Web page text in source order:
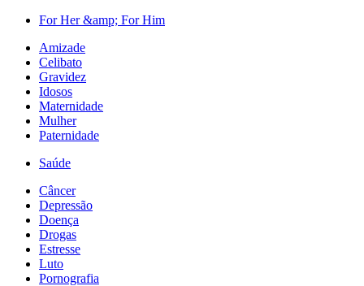
For Her &amp; For Him
Amizade
Celibato
Gravidez
Idosos
Maternidade
Mulher
Paternidade
Saúde
Câncer
Depressão
Doença
Drogas
Estresse
Luto
Pornografia